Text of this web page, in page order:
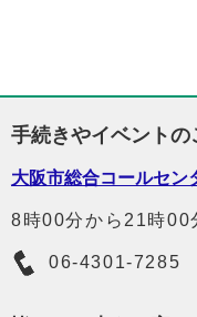
手続きやイベントの
大阪市総合コールセン
8時00分から21時00
06-4301-7285